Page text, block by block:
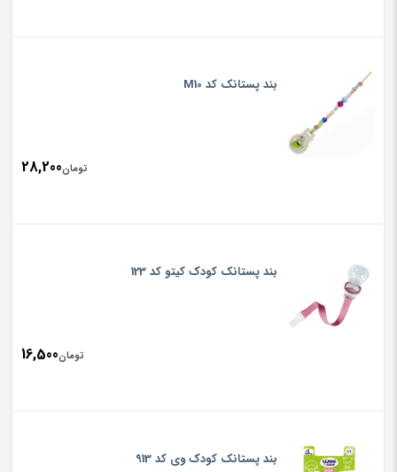
بند پستانک کد M10
تومان28,200
بند پستانک کودک کیتو کد 123
تومان16,500
بند پستانک کودک وی کد 913